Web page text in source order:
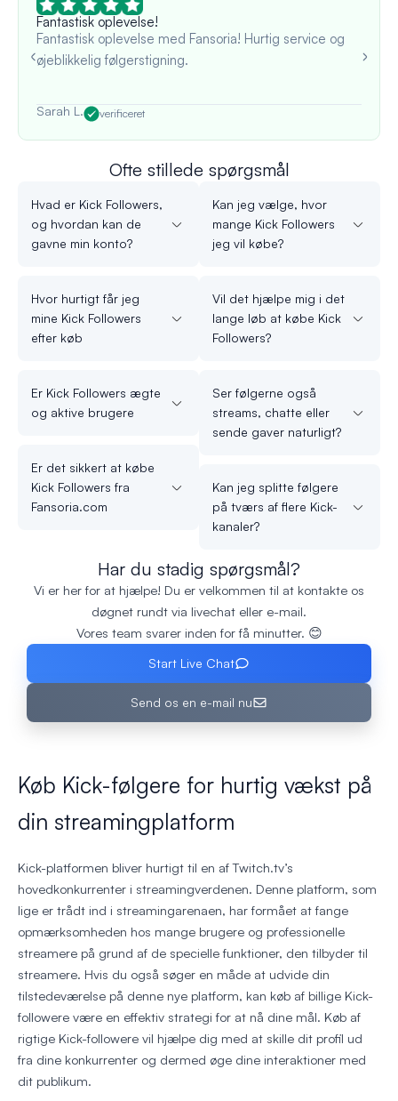
Fantastisk oplevelse!
Fantastisk oplevelse med Fansoria! Hurtig service og
øjeblikkelig følgerstigning.
Sarah L. verificeret
Ofte stillede spørgsmål
Hvad er Kick Followers,
og hvordan kan de
gavne min konto?
Hvor hurtigt får jeg
mine Kick Followers
efter køb
Er Kick Followers ægte
og aktive brugere
Er det sikkert at købe
Kick Followers fra
Fansoria.com
Kan jeg vælge, hvor
mange Kick Followers
jeg vil købe?
Vil det hjælpe mig i det
lange løb at købe Kick
Followers?
Ser følgerne også
streams, chatte eller
sende gaver naturligt?
Kan jeg splitte følgere
på tværs af flere Kick-
kanaler?
Har du stadig spørgsmål?
Vi er her for at hjælpe! Du er velkommen til at kontakte os
døgnet rundt via livechat eller e-mail.
Vores team svarer inden for få minutter. 😊
Start Live Chat
Send os en e-mail nu
Køb Kick-følgere for hurtig vækst på
din streamingplatform
Kick-platformen bliver hurtigt til en af Twitch.tv’s
hovedkonkurrenter i streamingverdenen. Denne platform, som
lige er trådt ind i streamingarenaen, har formået at fange
opmærksomheden hos mange brugere og professionelle
streamere på grund af de specielle funktioner, den tilbyder til
streamere. Hvis du også søger en måde at udvide din
tilstedeværelse på denne nye platform, kan køb af billige Kick-
followere være en effektiv strategi for at nå dine mål. Køb af
rigtige Kick-followere vil hjælpe dig med at skille dit profil ud
fra dine konkurrenter og dermed øge dine interaktioner med
dit publikum.